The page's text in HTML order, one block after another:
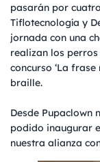
pasarán por cuatro
Tiflotecnología y
jornada con una
realizan los
concurso ‘La
braille.
Desde Pupaclown
podido inaugurar
nuestra alianza